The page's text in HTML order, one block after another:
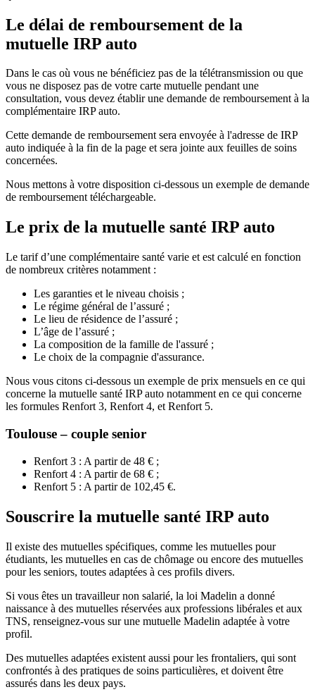
Le délai de remboursement de la
mutuelle IRP auto
Dans le cas où vous ne bénéficiez pas de la télétransmission ou que
vous ne disposez pas de votre carte mutuelle pendant une
consultation, vous devez établir une demande de remboursement à la
complémentaire IRP auto.
Cette demande de remboursement sera envoyée à l'adresse de IRP
auto indiquée à la fin de la page et sera jointe aux feuilles de soins
concernées.
Nous mettons à votre disposition ci-dessous un exemple de demande
de remboursement téléchargeable.
Le prix de la mutuelle santé IRP auto
Le tarif d’une complémentaire santé varie et est calculé en fonction
de nombreux critères notamment :
Les garanties et le niveau choisis ;
Le régime général de l’assuré ;
Le lieu de résidence de l’assuré ;
L’âge de l’assuré ;
La composition de la famille de l'assuré ;
Le choix de la compagnie d'assurance.
Nous vous citons ci-dessous un exemple de prix mensuels en ce qui
concerne la mutuelle santé IRP auto notamment en ce qui concerne
les formules Renfort 3, Renfort 4, et Renfort 5.
Toulouse – couple senior
Renfort 3 : A partir de 48 € ;
Renfort 4 : A partir de 68 € ;
Renfort 5 : A partir de 102,45 €.
Souscrire la mutuelle santé IRP auto
Il existe des mutuelles spécifiques, comme les mutuelles pour
étudiants, les mutuelles en cas de chômage ou encore des mutuelles
pour les seniors, toutes adaptées à ces profils divers.
Si vous êtes un travailleur non salarié, la loi Madelin a donné
naissance à des mutuelles réservées aux professions libérales et aux
TNS, renseignez-vous sur une mutuelle Madelin adaptée à votre
profil.
Des mutuelles adaptées existent aussi pour les frontaliers, qui sont
confrontés à des pratiques de soins particulières, et doivent être
assurés dans les deux pays.